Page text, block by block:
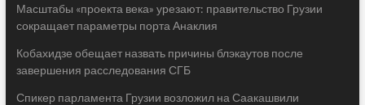
Масштабы «проекта века» урезают: правительство Грузии
сокращает параметры порта Анаклия
Кобахидзе обещает назвать причины блэкаутов после
завершения расследования СГБ
Спикер парламента Грузии возложил на Саакашвили